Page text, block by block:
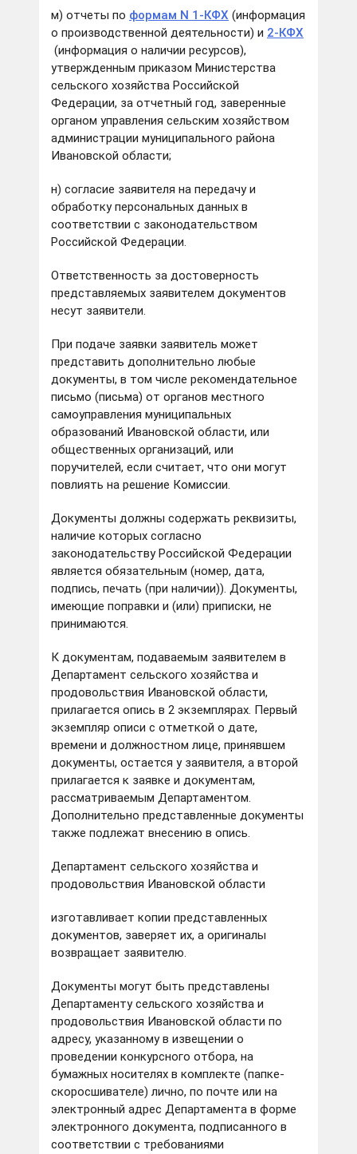
м) отчеты по формам N 1-КФХ (информация
о производственной деятельности) и 2-КФХ
(информация о наличии ресурсов),
утвержденным приказом Министерства
сельского хозяйства Российской
Федерации, за отчетный год, заверенные
органом управления сельским хозяйством
администрации муниципального района
Ивановской области;
н) согласие заявителя на передачу и
обработку персональных данных в
соответствии с законодательством
Российской Федерации.
Ответственность за достоверность
представляемых заявителем документов
несут заявители.
При подаче заявки заявитель может
представить дополнительно любые
документы, в том числе рекомендательное
письмо (письма) от органов местного
самоуправления муниципальных
образований Ивановской области, или
общественных организаций, или
поручителей, если считает, что они могут
повлиять на решение Комиссии.
Документы должны содержать реквизиты,
наличие которых согласно
законодательству Российской Федерации
является обязательным (номер, дата,
подпись, печать (при наличии)). Документы,
имеющие поправки и (или) приписки, не
принимаются.
К документам, подаваемым заявителем в
Департамент сельского хозяйства и
продовольствия Ивановской области,
прилагается опись в 2 экземплярах. Первый
экземпляр описи с отметкой о дате,
времени и должностном лице, принявшем
документы, остается у заявителя, а второй
прилагается к заявке и документам,
рассматриваемым Департаментом.
Дополнительно представленные документы
также подлежат внесению в опись.
Департамент сельского хозяйства и
продовольствия Ивановской области
изготавливает копии представленных
документов, заверяет их, а оригиналы
возвращает заявителю.
Документы могут быть представлены
Департаменту сельского хозяйства и
продовольствия Ивановской области по
адресу, указанному в извещении о
проведении конкурсного отбора, на
бумажных носителях в комплекте (папке-
скоросшивателе) лично, по почте или на
электронный адрес Департамента в форме
электронного документа, подписанного в
соответствии с требованиями